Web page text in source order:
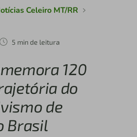
Celeiro MT/RR
5 min de leitura
120
do
de
Brasil